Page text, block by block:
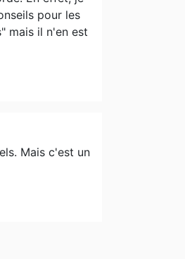
pour les
mais il n'en est
Mais c'est un